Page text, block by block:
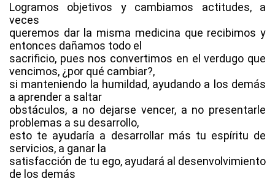
Logramos objetivos y cambiamos actitudes, a
veces
queremos dar la misma medicina que recibimos y
entonces dañamos todo el
sacrificio, pues nos convertimos en el verdugo que
vencimos, ¿por qué cambiar?,
si manteniendo la humildad, ayudando a los demás
a aprender a saltar
obstáculos, a no dejarse vencer, a no presentarle
problemas a su desarrollo,
esto te ayudaría a desarrollar más tu espíritu de
servicios, a ganar la
satisfacción de tu ego, ayudará al desenvolvimiento
de los demás